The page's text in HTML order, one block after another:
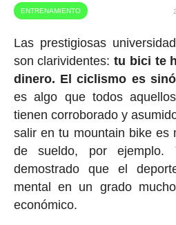
ENTRENAMIENTO
Las prestigiosas
son clarividentes:tu bici te
dinero. El ciclismo es
es algo que todos
tienen corroborado y
salir en tu mountain bike es
de sueldo, por ejemplo.
demostrado que el
mental en un grado
económico.